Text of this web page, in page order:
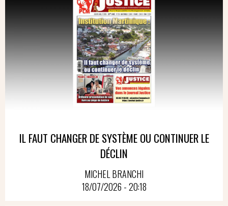
IL FAUT CHANGER DE SYSTÈME OU CONTINUER LE
DÉCLIN
MICHEL BRANCHI
18/07/2026 - 20:18